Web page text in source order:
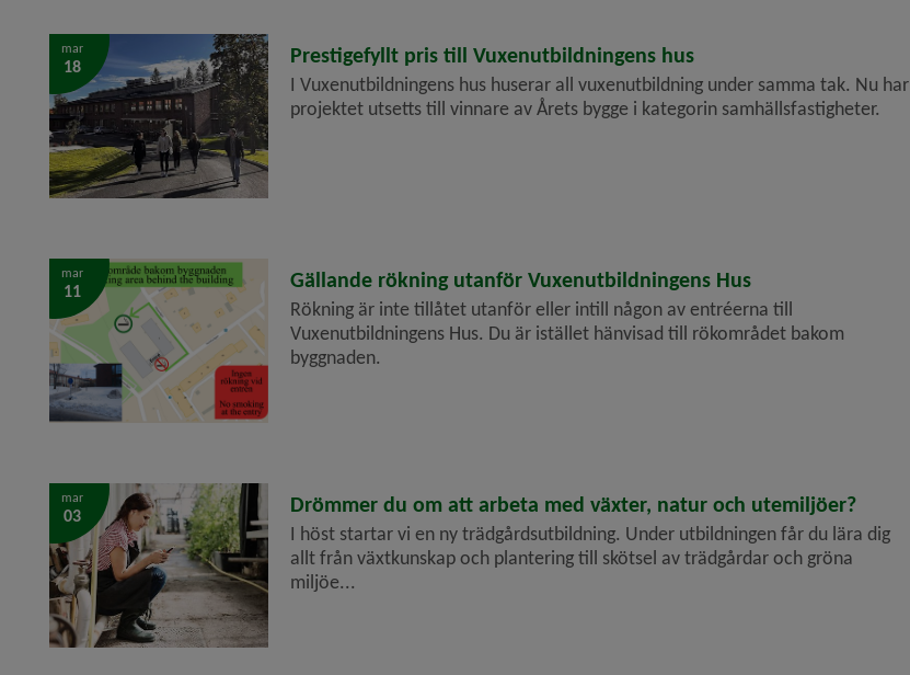
mar
18
2026-03-18
Prestigefyllt pris till Vuxenutbildningens hus
I Vuxenutbildningens hus huserar all vuxenutbildning under samma tak. Nu har
projektet utsetts till vinnare av Årets bygge i kategorin samhälls­fastigheter.
mar
11
2026-03-11
Gällande rökning utanför Vuxenutbildningens Hus
Rökning är inte tillåtet utanför eller intill någon av entréerna till
Vuxenutbildningens Hus. Du är istället hänvisad till rökområdet bakom
byggnaden.
mar
03
2026-03-03
Drömmer du om att arbeta med växter, natur och utemiljöer?
I höst startar vi en ny trädgårdsutbildning. Under utbildningen får du lära dig
allt från växtkunskap och plantering till skötsel av trädgårdar och gröna
miljöe...